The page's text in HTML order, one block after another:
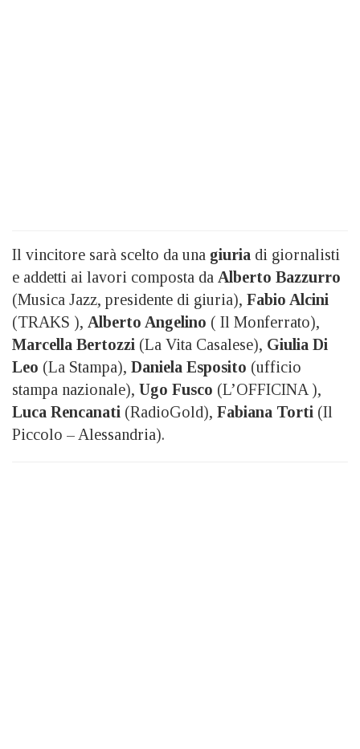
Il vincitore sarà scelto da una giuria di giornalisti
e addetti ai lavori composta da Alberto Bazzurro
(Musica Jazz, presidente di giuria), Fabio Alcini
(TRAKS ), Alberto Angelino ( Il Monferrato),
Marcella Bertozzi (La Vita Casalese), Giulia Di
Leo (La Stampa), Daniela Esposito (ufficio
stampa nazionale), Ugo Fusco (L’OFFICINA ),
Luca Rencanati (RadioGold), Fabiana Torti (Il
Piccolo – Alessandria).